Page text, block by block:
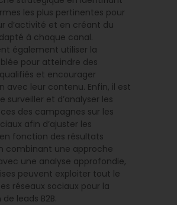
les plus pertinentes pour
d’activité et en créant du
à chaque canal.
également utiliser la
pour atteindre des
et encourager
avec leur contenu. Enfin, il est
surveiller et d’analyser les
des campagnes sur les
afin d’ajuster les
fonction des résultats
combinant une approche
une analyse approfondie,
peuvent exploiter tout le
réseaux sociaux pour la
leads B2B.